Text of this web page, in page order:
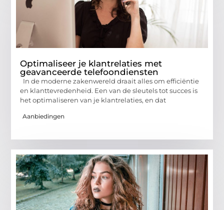
Optimaliseer je klantrelaties met
geavanceerde telefoondiensten
In de moderne zakenwereld draait alles om efficiëntie
en klanttevredenheid. Een van de sleutels tot succes is
het optimaliseren van je klantrelaties, en dat
Aanbiedingen